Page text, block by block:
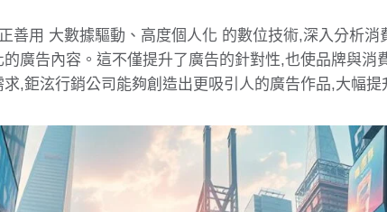
善用 大數據驅動、高度個人化 的數位技術,深入分析消
廣告內容。這不僅提升了廣告的針對性,也使品牌與消
,鉅泫行銷公司能夠創造出更吸引人的廣告作品,大幅提